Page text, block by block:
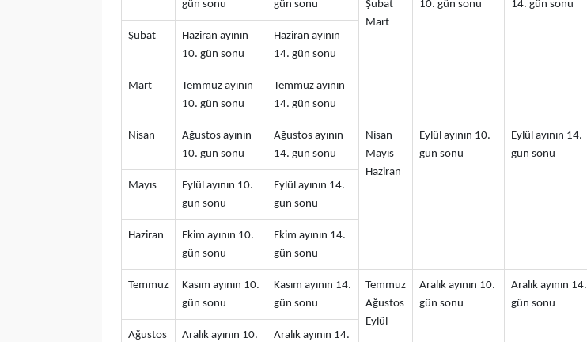
gün sonu
gün sonu
Şubat
Mart
10. gün sonu
14. gün sonu
Şubat
Haziran ayının
10. gün sonu
Haziran ayının
14. gün sonu
Mart
Temmuz ayının
10. gün sonu
Temmuz ayının
14. gün sonu
Nisan
Ağustos ayının
10. gün sonu
Ağustos ayının
14. gün sonu
Nisan
Mayıs
Haziran
Eylül ayının 10.
gün sonu
Eylül ayının 14.
gün sonu
Mayıs
Eylül ayının 10.
gün sonu
Eylül ayının 14.
gün sonu
Haziran
Ekim ayının 10.
gün sonu
Ekim ayının 14.
gün sonu
Temmuz
Kasım ayının 10.
gün sonu
Kasım ayının 14.
gün sonu
Temmuz
Ağustos
Eylül
Aralık ayının 10.
gün sonu
Aralık ayının 14.
gün sonu
Ağustos
Aralık ayının 10.
Aralık ayının 14.